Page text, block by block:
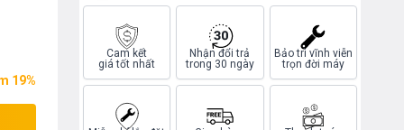
19%
Cam kết
giá tốt nhất
Nhận đổi trả
trong 30 ngày
Bảo trì vĩnh viễn
trọn đời máy